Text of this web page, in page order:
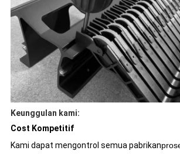
Keunggulan kami:
Cost Kompetitif
Kami dapat mengontrol semua pabrikan